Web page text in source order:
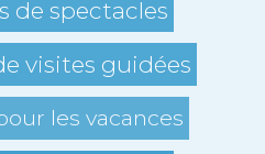
de spectacles
visites guidées
les vacances